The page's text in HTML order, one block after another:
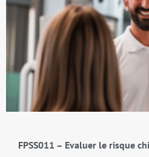
FPSS011 – Evaluer le risque